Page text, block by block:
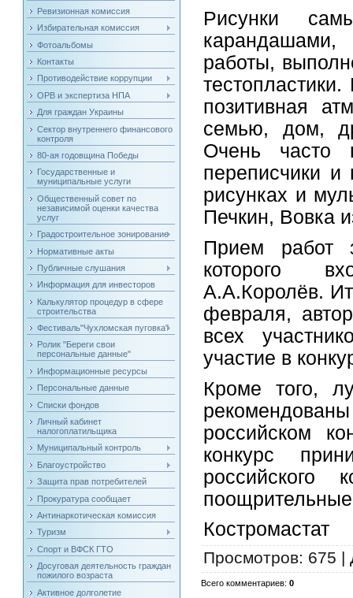
Ревизионная комиссия
Избирательная комиссия
Фотоальбомы
Контакты
Противодействие коррупции
ОРВ и экспертиза НПА
Для граждан Украины
Сектор внутреннего финансового
контроля
80-ая годовщина Победы
Государственные и
муниципальные услуги
Общественный совет по
независимой оценки качества
услуг
Градостроительное зонирование
Нормативные акты
Публичные слушания
Информация для инвесторов
Калькулятор процедур в сфере
строительства
Фестиваль"Чухломская пуговка"
Ролик "Береги свои
персональные данные"
Информационные ресурсы
Персональные данные
Списки фондов
Личный кабинет
налогоплатильщика
Муниципальный контроль
Благоустройство
Защита прав потребителей
Прокуратура сообщает
Антинаркотическая комиссия
Туризм
Спорт и ВФСК ГТО
Досуговая деятельность граждан
пожилого возраста
Активное долголетие
Рисунки
работы,
позитивная
семью, дом,
Очень часто
переписчики и
рисунках и
Печкин, Вовка
Прием работ
которого
А.А.Королёв.
февраля,
всех
участие в
Кроме того,
российском
конкурс
Костромастат
Просмотров: 675 |
Всего комментариев:0